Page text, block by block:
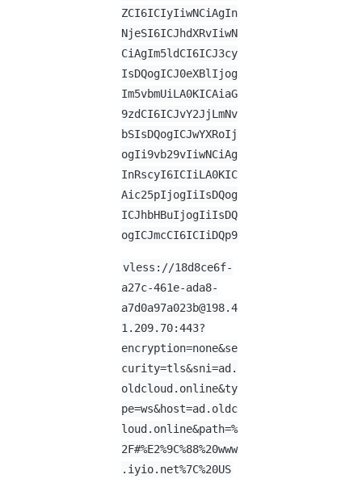
ZCI6ICIyIiwNCiAgIn
NjeSI6ICJhdXRvIiwN
CiAgIm5ldCI6ICJ3cy
IsDQogICJ0eXBlIjog
Im5vbmUiLA0KICAiaG
9zdCI6ICJvY2JjLmNv
bSIsDQogICJwYXRoIj
ogIi9vb29vIiwNCiAg
InRscyI6ICIiLA0KIC
Aic25pIjogIiIsDQog
ICJhbHBuIjogIiIsDQ
ogICJmcCI6ICIiDQp9
vless://18d8ce6f-
a27c-461e-ada8-
a7d0a97a023b@198.4
1.209.70:443?
encryption=none&se
curity=tls&sni=ad.
oldcloud.online&ty
pe=ws&host=ad.oldc
loud.online&path=%
2F#%E2%9C%88%20www
.iyio.net%7C%20US